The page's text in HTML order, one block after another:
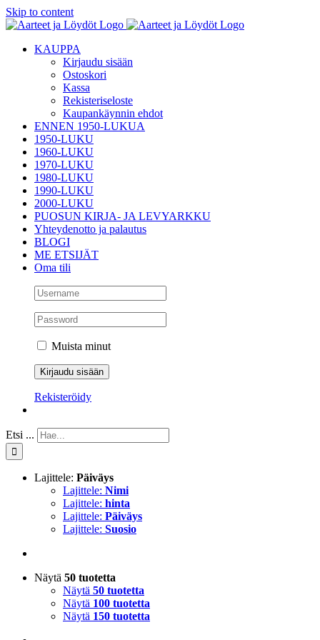
Skip to content
KAUPPA
Kirjaudu sisään
Ostoskori
Kassa
Rekisteriseloste
Kaupankäynnin ehdot
ENNEN 1950-LUKUA
1950-LUKU
1960-LUKU
1970-LUKU
1980-LUKU
1990-LUKU
2000-LUKU
PUOSUN KIRJA- JA LEVYARKKU
Yhteydenotto ja palautus
BLOGI
ME ETSIJÄT
Oma tili
Muista minut
Rekisteröidy
Etsi ...
Lajittele: Päiväys
Lajittele: Nimi
Lajittele: hinta
Lajittele: Päiväys
Lajittele: Suosio
Näytä 50 tuotetta
Näytä 50 tuotetta
Näytä 100 tuotetta
Näytä 150 tuotetta